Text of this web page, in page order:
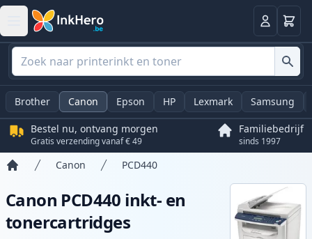
Log in
Brother Canon Epson HP Lexmark Samsung
Bestel nu, ontvang morgen
Gratis verzending vanaf € 49
Familiebedrijf
sinds 1997
Canon PCD440
Canon PCD440 inkt- en
tonercartridges